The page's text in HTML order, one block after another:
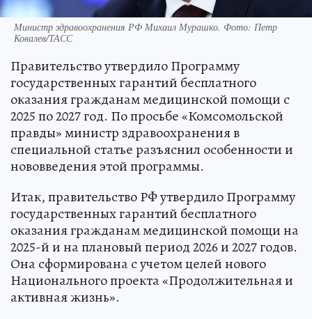
Министр здравоохранения РФ Михаил Мурашко. Фото: Петр
Ковалев/ТАСС
Правительство утвердило Программу
государственных гарантий бесплатного
оказания гражданам медицинской помощи с
2025 по 2027 год. По просьбе «Комсомольской
правды» министр здравоохранения в
специальной статье разъяснил особенности и
нововведения этой программы.
Итак, правительство РФ утвердило Программу
государственных гарантий бесплатного
оказания гражданам медицинской помощи на
2025-й и на плановый период 2026 и 2027 годов.
Она сформирована с учетом целей нового
Национального проекта «Продолжительная и
активная жизнь».